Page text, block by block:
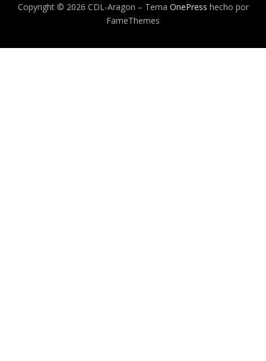
Copyright © 2026 CDL-Aragon – Tema OnePress hecho por
FameThemes